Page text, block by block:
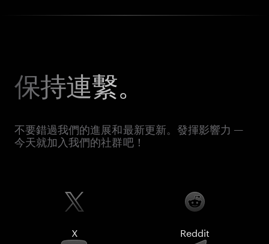
保持連繫。
不要錯過我們的進展和最新更新。發揮影響力 —
今天就加入我們的社群吧！
X Reddit